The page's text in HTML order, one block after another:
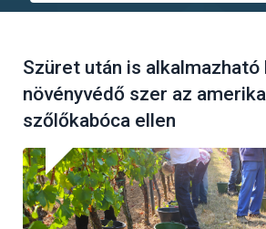
Szüret után is alkalmazható
növényvédő szer az
szőlőkabóca ellen